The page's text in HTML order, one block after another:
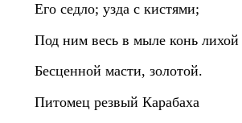
Его седло; узда с кистями;
Под ним весь в мыле конь лихой
Бесценной масти, золотой.
Питомец резвый Карабаха